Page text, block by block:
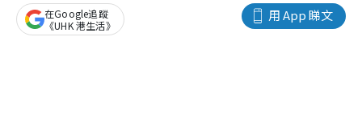
用 App 睇文
在Google追蹤
《UHK 港生活》